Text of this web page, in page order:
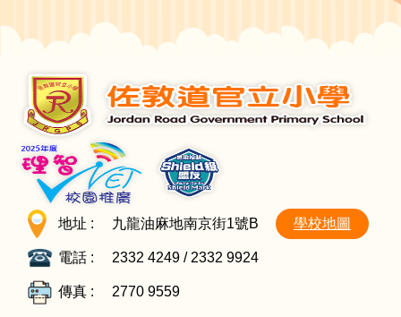
地址 : 九龍油麻地南京街1號B 學校地圖
電話 : 2332 4249 / 2332 9924
傳真 : 2770 9559